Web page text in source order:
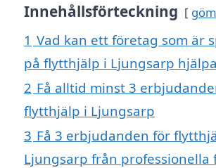
Innehållsförteckning
1 Vad kan ett företag som är
på flytthjälp i Ljungsarp
2 Få alltid minst 3
flytthjälp i Ljungsarp
3 Få 3 erbjudanden för
Ljungsarp från professionella